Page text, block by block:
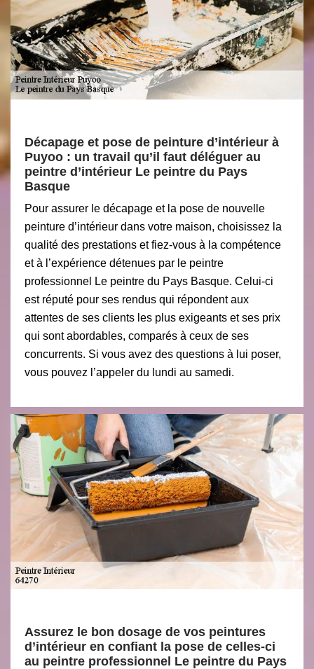
Décapage et pose de peinture d’intérieur à
Puyoo : un travail qu’il faut déléguer au
peintre d’intérieur Le peintre du Pays
Basque
Pour assurer le décapage et la pose de nouvelle
peinture d’intérieur dans votre maison, choisissez la
qualité des prestations et fiez-vous à la compétence
et à l’expérience détenues par le peintre
professionnel Le peintre du Pays Basque. Celui-ci
est réputé pour ses rendus qui répondent aux
attentes de ses clients les plus exigeants et ses prix
qui sont abordables, comparés à ceux de ses
concurrents. Si vous avez des questions à lui poser,
vous pouvez l’appeler du lundi au samedi.
Assurez le bon dosage de vos peintures
d’intérieur en confiant la pose de celles-ci
au peintre professionnel Le peintre du Pays